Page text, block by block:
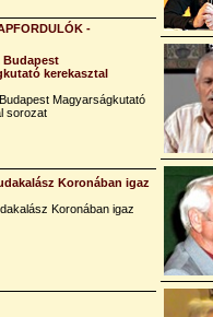
-
Budapest
kerekasztal
Magyarságkutató
sorozat
Koronában igaz
Koronában igaz